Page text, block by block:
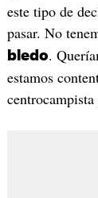
este tipo de
pasar. No
bledo.
estamos
centrocampista